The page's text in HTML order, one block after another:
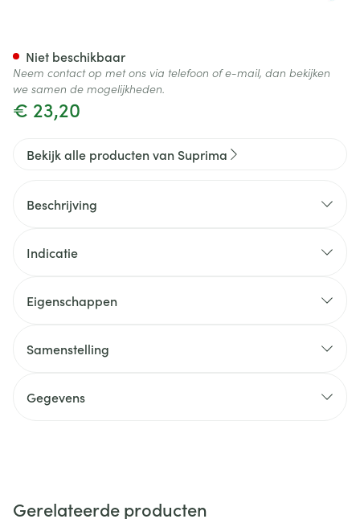
€ 23,20
Niet beschikbaar
Neem contact op met ons via telefoon of e-mail, dan bekijken
we samen de mogelijkheden.
Bekijk alle producten van Suprima
Beschrijving
Indicatie
Eigenschappen
Samenstelling
Gegevens
Gerelateerde producten